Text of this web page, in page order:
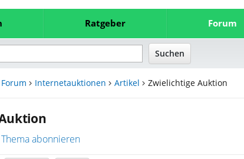
Ratgeber Forum
Forum Internetauktionen Artikel Zwielichtige Auktion
Thema abonnieren